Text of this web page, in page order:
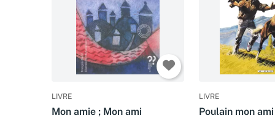
LIVRE
Mon amie ; Mon ami
LIVRE
Poulain mon